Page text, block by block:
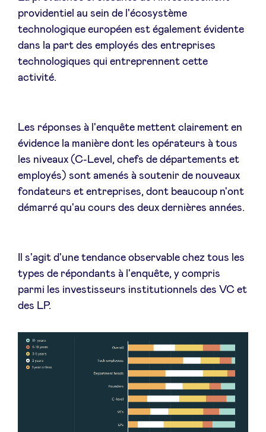
providentiel au sein de l'écosystème
technologique européen est également évidente
dans la part des employés des entreprises
technologiques qui entreprennent cette
activité.
Les réponses à l'enquête mettent clairement en
évidence la manière dont les opérateurs à tous
les niveaux (C-Level, chefs de départements et
employés) sont amenés à soutenir de nouveaux
fondateurs et entreprises, dont beaucoup n'ont
démarré qu'au cours des deux dernières années.
Il s'agit d'une tendance observable chez tous les
types de répondants à l'enquête, y compris
parmi les investisseurs institutionnels des VC et
des LP.